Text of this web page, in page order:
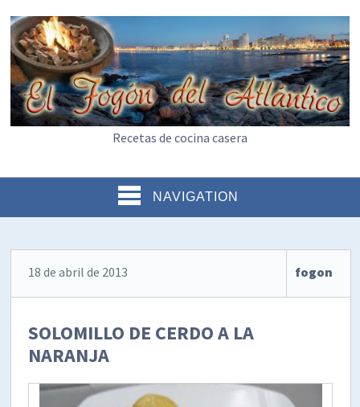
Recetas de cocina casera
NAVIGATION
18 de abril de 2013 fogon
SOLOMILLO DE CERDO A LA
NARANJA